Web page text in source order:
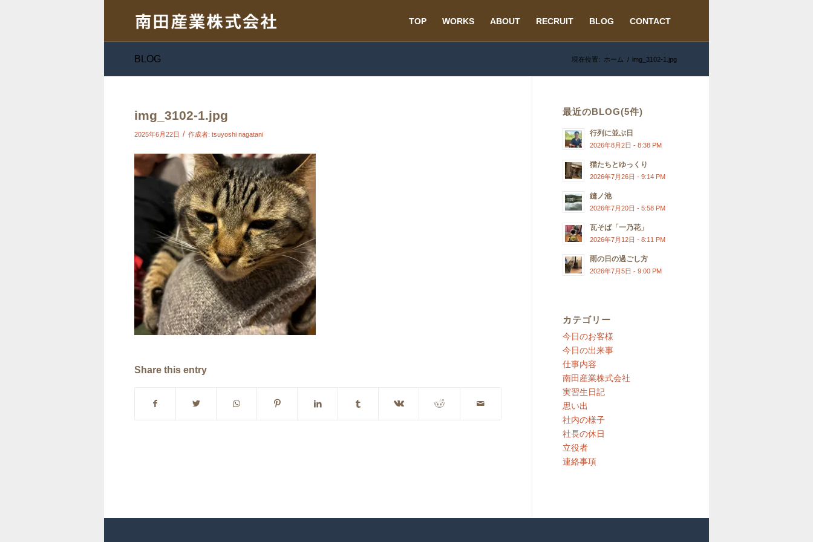
TOP WORKS ABOUT RECRUIT BLOG CONTACT
BLOG 現在位置: ホーム / img_3102-1.jpg
img_3102-1.jpg
2025年6月22日 / 作成者: tsuyoshi nagatani
Share this entry
最近のBLOG(5件)
行列に並ぶ日
2026年8月2日 - 8:38 PM
猫たちとゆっくり
2026年7月26日 - 9:14 PM
縫ノ池
2026年7月20日 - 5:58 PM
瓦そば「一乃花」
2026年7月12日 - 8:11 PM
雨の日の過ごし方
2026年7月5日 - 9:00 PM
カテゴリー
今日のお客様
今日の出来事
仕事内容
南田産業株式会社
実習生日記
思い出
社内の様子
社長の休日
立役者
連絡事項